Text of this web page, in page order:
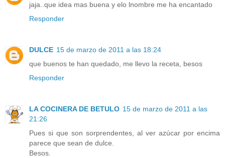
jaja..que idea mas buena y elo lnombre me ha encantado
Responder
DULCE 15 de marzo de 2011 a las 18:24
que buenos te han quedado, me llevo la receta, besos
Responder
LA COCINERA DE BETULO 15 de marzo de 2011 a las
21:26
Pues si que son sorprendentes, al ver azúcar por encima
parece que sean de dulce.
Besos.